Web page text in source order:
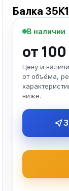
Балка
В наличии
от
Цену и
от объёма,
ниже.